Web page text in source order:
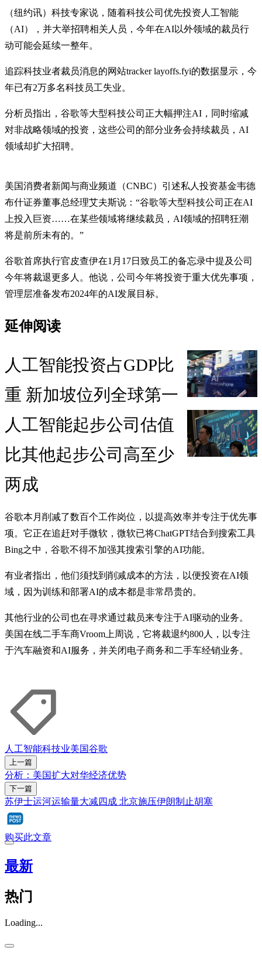
（纽约讯）科技专家说，随着科技公司优先投资人工智能
（AI），并大举招聘相关人员，今年在AI以外领域的裁员行
动可能会延续一整年。
追踪科技业者裁员消息的网站tracker layoffs.fyi的数据显示，今
年已有2万多名科技员工失业。
分析员指出，谷歌等大型科技公司正大幅押注AI，同时缩减
对非战略领域的投资，这些公司的部分业务会持续裁员，AI
领域却扩大招聘。
美国消费者新闻与商业频道（CNBC）引述私人投资基金韦德
布什证券董事总经理艾夫斯说：“谷歌等大型科技公司正在AI
上投入巨资……在某些领域将继续裁员，AI领域的招聘狂潮
将是前所未有的。”
谷歌首席执行官皮查伊在1月17日致员工的备忘录中提及公司
今年将裁退更多人。他说，公司今年将投资于重大优先事项，
管理层准备发布2024年的AI发展目标。
延伸阅读
人工智能投资占GDP比
重 新加坡位列全球第一
人工智能起步公司估值
比其他起步公司高至少
两成
谷歌本月削减了数百个工作岗位，以提高效率并专注于优先事
项。它正在追赶对手微软，微软已将ChatGPT结合到搜索工具
Bing之中，谷歌不得不加强其搜索引擎的AI功能。
有业者指出，他们须找到削减成本的方法，以便投资在AI领
域，因为训练和部署AI的成本都是非常昂贵的。
其他行业的公司也在寻求通过裁员来专注于AI驱动的业务。
美国在线二手车商Vroom上周说，它将裁退约800人，以专注
于汽车融资和AI服务，并关闭电子商务和二手车经销业务。
人工智能科技业美国谷歌
上一篇
分析：美国扩大对华经济优势
下一篇
苏伊士运河运输量大减四成 北京施压伊朗制止胡塞
购买此文章
最新
热门
Loading...